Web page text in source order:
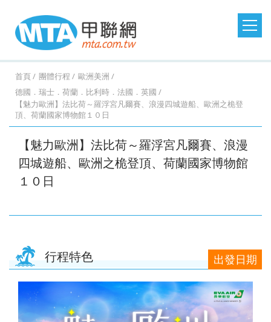
日本旅遊
桃園
出
發．
沖繩
機加
桃園
出
發．
京阪
機加
酒
出
發．
東京
出
發．
日本
樹冰
出
發．
熊
酒
桃園
出
桃園
出
台中
出
台中
出
台中
出
韓國旅遊
桃園
出
發．
首爾
桃園
出
發．
釜山
出
發．
濟洲
出
發．
首爾
出
發．
釜山
台中
發．
發．
發．
發．
台中
出
發．
九寨
溝．
台中
出
發．
張家
出
發．
重
谷
出
發．
江
出
發．
廈
桃園
出
桃園
出
桃園
出
桃園
出
桃園
出
台中
出
發．
峴
港．
桃園
出
發．
峴
出
發．
芽
出
發．
清
出
發．
曼
清邁
桃園
出
發．
桃園
出
發．
高雄
出
發．
澳洲紐西蘭
澳
洲．
墨爾
本
紐西
蘭．
金旅
獎
歐洲美洲
美
國．
加拿
大．
墨西
德
國．
瑞
士．
國．
英國
牙．
義大
利．
匈
其．
黃金
杜拜
歐．
芬
蘭．
波
蘭．
郵輪假期
MSC
郵輪
探索
星號
【麗星
郵輪】
【麗星
郵輪】
【歐亞
玩家】
【歐亞
玩家】
【歐亞
玩家】
台灣旅遊
澎湖
旅遊
金門
旅遊
旅遊
旅遊
【來去
金門】
【遨遊
台灣】
【樂遊
金門】
【艾玩
大小
【璀璨
大小
首頁 團體行程
歐洲美洲
德國．瑞士．荷蘭．比利時．法國．英國
【魅力歐洲】法比荷～羅浮宮凡爾賽、浪漫四城遊船、歐洲之桅登
頂、荷蘭國家博物館１０日
【魅力歐洲】法比荷～羅浮宮凡爾賽、浪漫
四城遊船、歐洲之桅登頂、荷蘭國家博物館
１０日
行程特色 出發日期